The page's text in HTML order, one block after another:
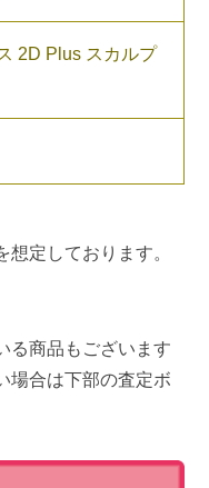
2D Plus スカルプ
定しております。
る商品もございます
場合は下部の査定ボ